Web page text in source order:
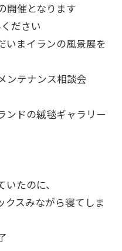
開催となります
ださい
いまイランの風景展を
ンテナンス相談会
ンドの絨毯ギャラリー
たのに、
クスみながら寝てしま